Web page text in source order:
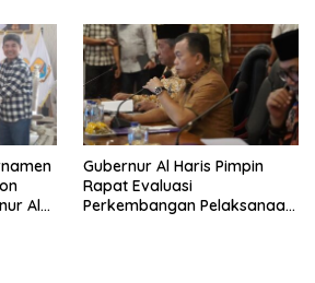
Al
Gubernur Al Haris Pimpin
Rapat Evaluasi
Perkembangan Pelaksanaan